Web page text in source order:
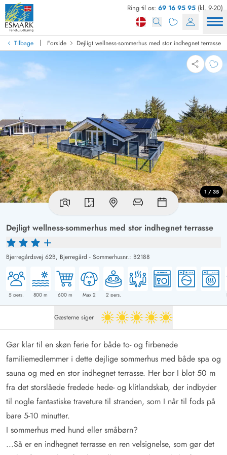
Ring til os: 69 16 95 95 (kl. 9-20)
Tilbage | Forside Dejligt wellness-sommerhus med stor indhegnet terrasse
Dejligt wellness-sommerhus med stor indhegnet terrasse
Bjerregårdsvej 62B, Bjerregård - Sommerhusnr.: B2188
5 pers. 800 m 600m Max 2 2 pers.
1 / 35
Gæsterne siger 5 ud af 5
Gør klar til en skøn ferie for både to- og firbenede
familiemedlemmer i dette dejlige sommerhus med både spa og
sauna og med en stor indhegnet terrasse. Her bor I blot 50 m
fra det storslåede fredede hede- og klitlandskab, der indbyder
til nogle fantastiske traveture til stranden, som I når til fods på
bare 5-10 minutter.
I sommerhus med hund eller småbørn?
...Så er en indhegnet terrasse en ren velsignelse, som gør det